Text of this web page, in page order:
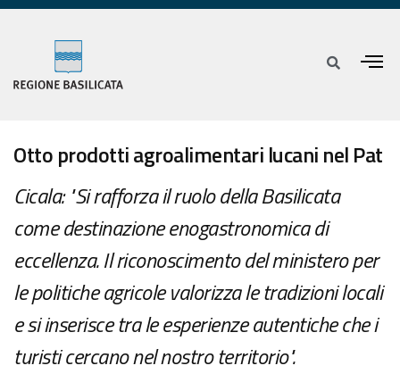
Otto prodotti agroalimentari lucani nel Pat
Cicala: "Si rafforza il ruolo della Basilicata
come destinazione enogastronomica di
eccellenza. Il riconoscimento del ministero per
le politiche agricole valorizza le tradizioni locali
e si inserisce tra le esperienze autentiche che i
turisti cercano nel nostro territorio".